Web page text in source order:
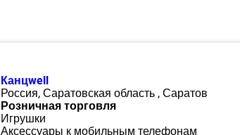
Канцwell
Россия, Саратовская область , Саратов
Розничная торговля
Игрушки
Аксессуары к мобильным телефонам